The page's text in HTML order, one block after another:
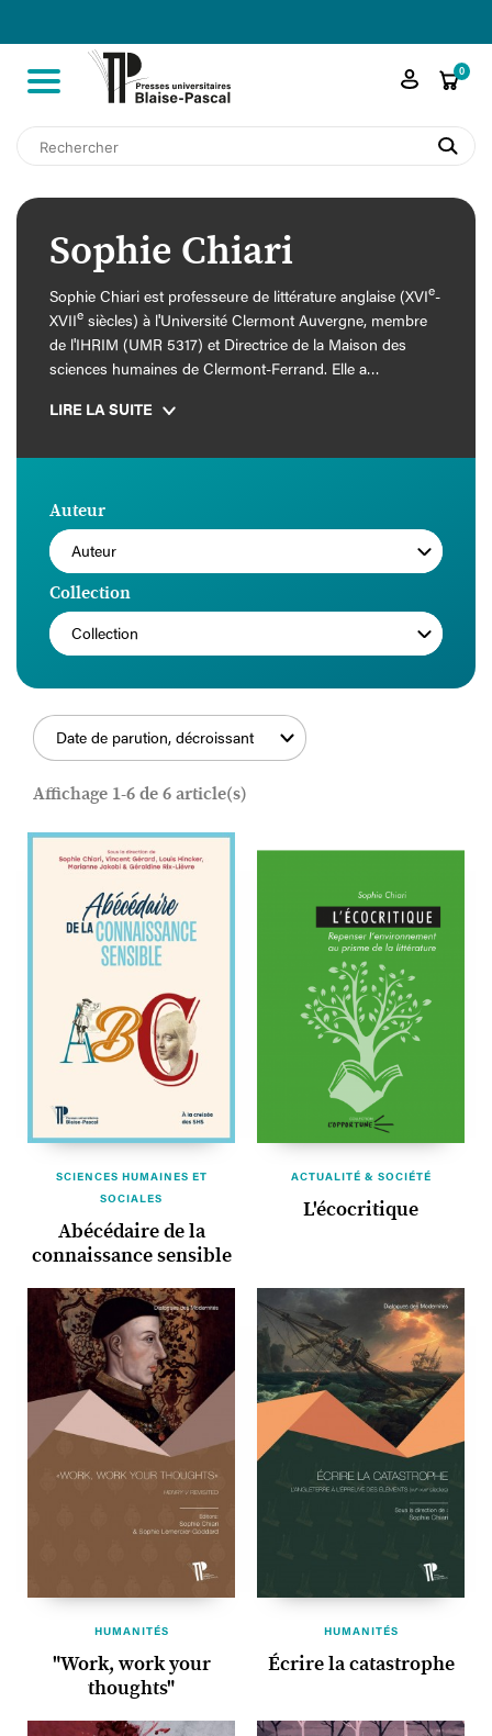
shopping_cart0

search
Sophie Chiari
Sophie Chiari est professeure de littérature anglaise (XVIe-
XVIIe siècles) à l'Université Clermont Auvergne, membre
de l'IHRIM (UMR 5317) et Directrice de la Maison des
sciences humaines de Clermont-Ferrand. Elle a
Superstition in the Age of Shakespeare
and Censorship in Early Modern English Literature
Shakespeare's Representation of Weather, Climate and
Environment
LIRE LA SUITE
Auteur
Auteur
Collection
Collection
Date de parution, décroissant
Affichage 1-6 de 6 article(s)
SCIENCES HUMAINES ET
SOCIALES
Abécédaire de la
connaissance sensible
ACTUALITÉ & SOCIÉTÉ
L'écocritique
HUMANITÉS
"Work, work your
thoughts"
HUMANITÉS
Écrire la catastrophe